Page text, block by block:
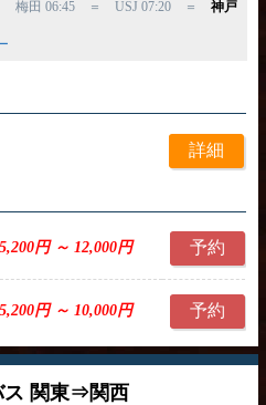
梅田 06:45 ＝ USJ 07:20 ＝ 神戸
詳細
5,200円 ～ 12,000円 予約
5,200円 ～ 10,000円 予約
関東⇒関西